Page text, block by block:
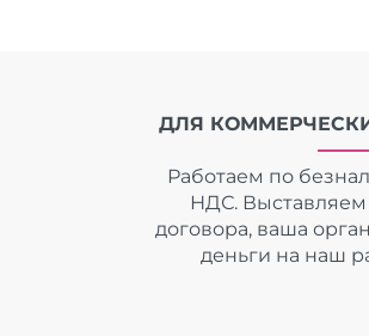
ДЛЯ
Работаем по
НДС. Выставляем
договора, ваша
деньги на наш